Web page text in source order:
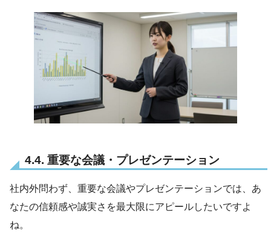
4.4. 重要な会議・プレゼンテーション
社内外問わず、重要な会議やプレゼンテーションでは、あ
なたの信頼感や誠実さを最大限にアピールしたいですよ
ね。